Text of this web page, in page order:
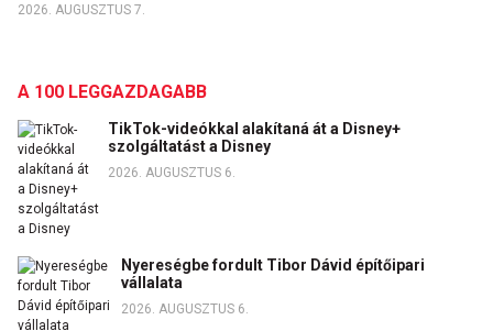
2026. AUGUSZTUS 7.
A 100 LEGGAZDAGABB
TikTok-videókkal alakítaná át a Disney+
szolgáltatást a Disney
2026. AUGUSZTUS 6.
Nyereségbe fordult Tibor Dávid építőipari
vállalata
2026. AUGUSZTUS 6.